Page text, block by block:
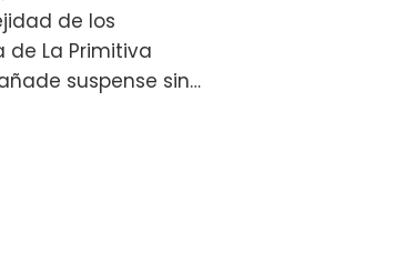
de los
de La Primitiva
suspense sin…